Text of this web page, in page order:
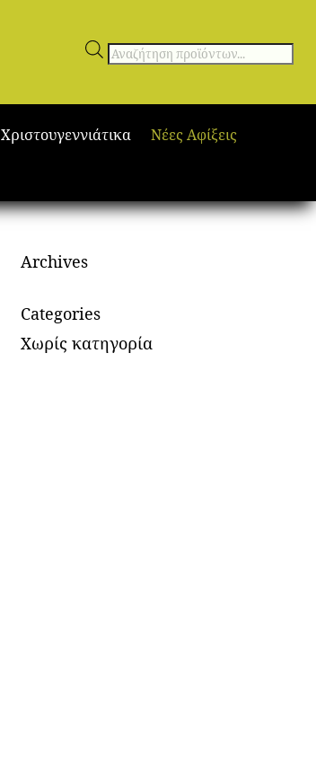
Αναζήτηση
Χριστουγεννιάτικα Νέες Αφίξεις
Archives
Categories
Χωρίς κατηγορία